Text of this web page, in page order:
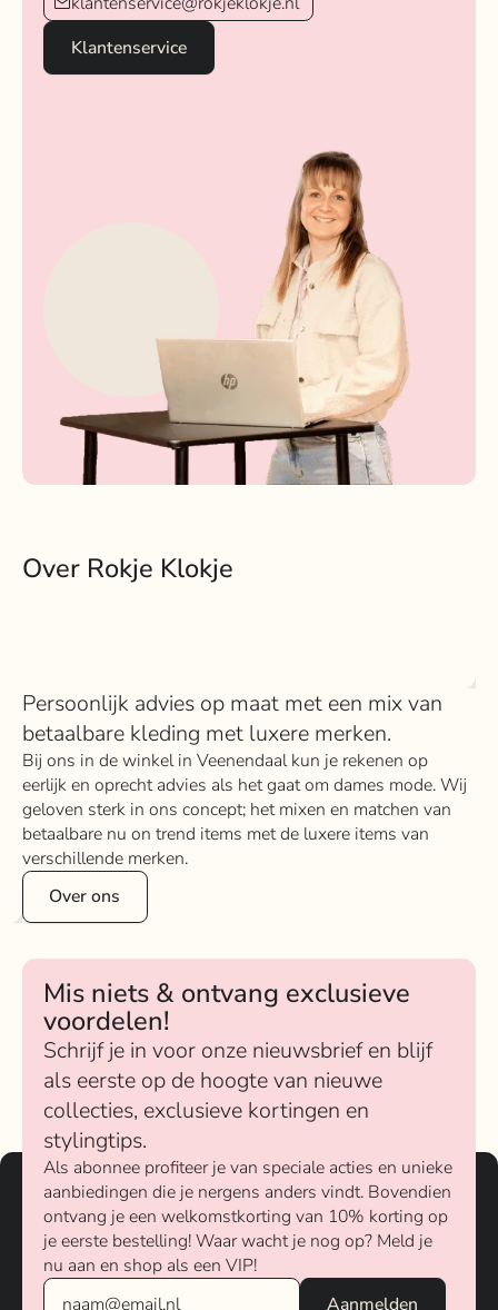
Klantenservice
Over Rokje Klokje
Persoonlijk advies op maat met een mix van
betaalbare kleding met luxere merken.
Bij ons in de winkel in Veenendaal kun je rekenen op
eerlijk en oprecht advies als het gaat om dames mode. Wij
geloven sterk in ons concept; het mixen en matchen van
betaalbare nu on trend items met de luxere items van
verschillende merken.
Over ons
Mis niets & ontvang exclusieve
voordelen!
Schrijf je in voor onze nieuwsbrief en blijf
als eerste op de hoogte van nieuwe
collecties, exclusieve kortingen en
stylingtips.
Als abonnee profiteer je van speciale acties en unieke
aanbiedingen die je nergens anders vindt. Bovendien
ontvang je een welkomstkorting van 10% korting op
je eerste bestelling! Waar wacht je nog op? Meld je
nu aan en shop als een VIP!